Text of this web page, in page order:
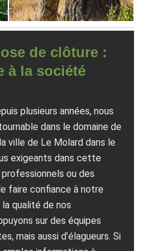
de clôture :
à la société
plusieurs années, nous
dans le domaine de
ville de Le Molard dans le
exigeants dans cette
ou des
faire confiance à notre
qualité de nos
sur des équipes
mais aussi d’élagueurs. Si